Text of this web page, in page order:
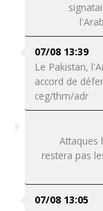
07/08 13:39
Le Pakistan,
accord de
ceg/thm/adr
Attaques
restera pas
07/08 13:05